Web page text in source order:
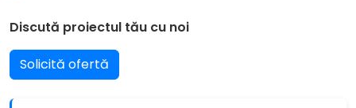
Discută proiectul tău cu noi
Solicită ofertă